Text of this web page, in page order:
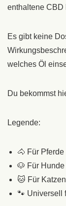
enthaltene CBD
Es gibt keine
welches Öl
Du bekommst
Legende:
🐴 Für Pferde
🐶 Für Hunde
🐱 Für Katzen
🐾 Universell